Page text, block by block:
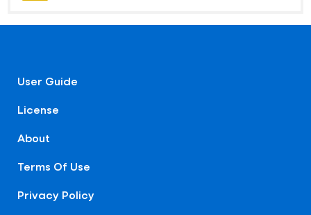
User Guide
License
About
Terms Of Use
Privacy Policy